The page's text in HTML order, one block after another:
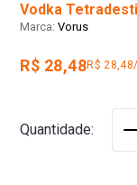
Vodka
Vorus
R$ 28,48R$ 28,48/l
Quantidade